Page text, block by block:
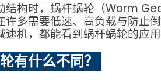
结构时，蜗杆蜗轮（Worm
多需要低速、高负载与防止
机，都能看到蜗杆蜗轮的应用
有什么不同？